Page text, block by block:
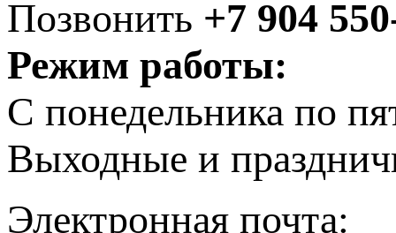
Позвонить +7 904
Режим работы:
С понедельника по
Выходные и
Электронная почта: